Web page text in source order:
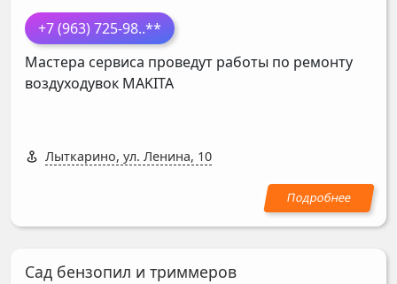
+7 (963) 725-98..**
Мастера сервиса проведут работы по ремонту
воздуходувок MAKITA
Лыткарино, ул. Ленина, 10
Сад бензопил и триммеров